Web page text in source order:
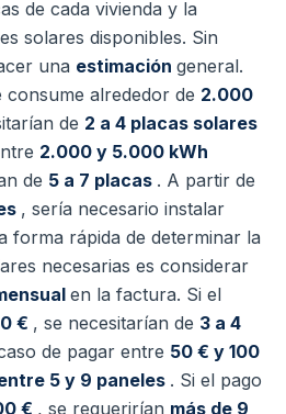
de cada vivienda y la
solares disponibles. Sin
una estimación general.
consume alrededor de 2.000
de 2 a 4 placas solares
2.000 y 5.000 kWh
de 5 a 7 placas . A partir de
, sería necesario instalar
forma rápida de determinar la
necesarias es considerar
en la factura. Si el
€ , se necesitarían de 3 a 4
de pagar entre 50 € y 100
5 y 9 paneles . Si el pago
€ , se requerirían más de 9